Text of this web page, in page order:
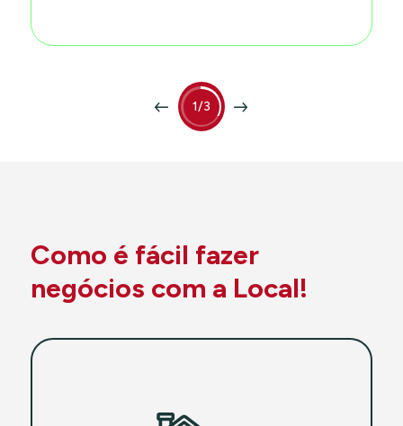
1/3
Como é fácil fazer
negócios com a Local!